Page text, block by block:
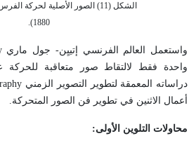
الشكل (11) الصور الأصلية لحركة
1880).
واحدة فقط لالتقاط صور متعاقبة
أعمال الاثنين في تطوير فن الصور المتحركة.
محاولات التلوين الأولى: